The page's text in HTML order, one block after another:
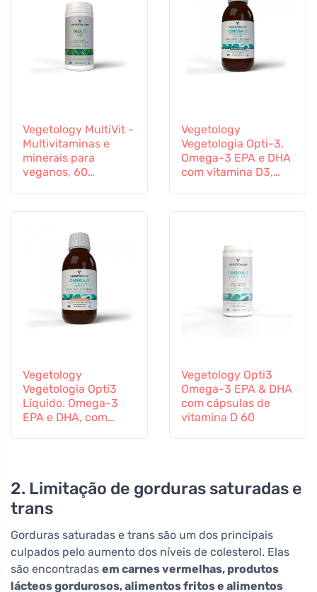
Vegetology MultiVit -
Multivitaminas e
minerais para
veganos, 60
Vegetology
Vegetologia Opti-3,
Omega-3 EPA e DHA
com vitamina D3,
Vegetology
Vegetologia Opti3
Líquido. Omega-3
EPA e DHA, com
Vegetology Opti3
Omega-3 EPA & DHA
com cápsulas de
vitamina D 60
2. Limitação de gorduras saturadas e
trans
Gorduras saturadas e trans são um dos principais
culpados pelo aumento dos níveis de colesterol. Elas
são encontradas em carnes vermelhas, produtos
lácteos gordurosos, alimentos fritos e alimentos